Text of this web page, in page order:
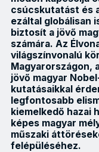
csúcskutatást és
ezáltal globálisan
biztosít a jövő
számára. Az
világszínvonalú
Magyarországon,
jövő magyar
kutatásaikkal
legfontosabb
kiemelkedő hazai
képes magyar
műszaki
felépüléséhez.